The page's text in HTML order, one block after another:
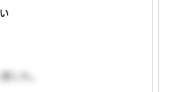
じた。